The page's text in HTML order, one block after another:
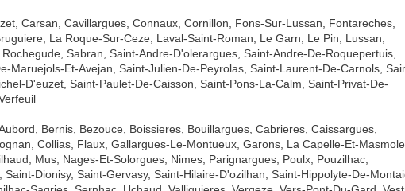
Carsan, Cavillargues, Connaux, Cornillon, Fons-Sur-Lussan, Fontareches,
La Roque-Sur-Ceze, Laval-Saint-Roman, Le Garn, Le Pin, Lussan,
Sabran, Saint-Andre-D'olerargues, Saint-Andre-De-Roquepertuis,
Maruejols-Et-Avejan, Saint-Julien-De-Peyrolas, Saint-Laurent-De-Carnols,
D'euzet, Saint-Paulet-De-Caisson, Saint-Pons-La-Calm, Saint-Privat-De-
Bernis, Bezouce, Boissieres, Bouillargues, Cabrieres, Caissargues,
Collias, Flaux, Gallargues-Le-Montueux, Garons, La Capelle-Et-
Mus, Nages-Et-Solorgues, Nimes, Parignargues, Poulx, Pouzilhac,
Dionisy, Saint-Gervasy, Saint-Hilaire-D'ozilhan, Saint-Hippolyte-De-